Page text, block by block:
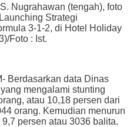
Nugrahawan (tengah), foto
Strategi
3-1-2, di Hotel Holiday
Foto : Ist.
Berdasarkan data Dinas
mengalami stunting
atau 10,18 persen dari
orang. Kemudian menurun
persen atau 3036 balita.